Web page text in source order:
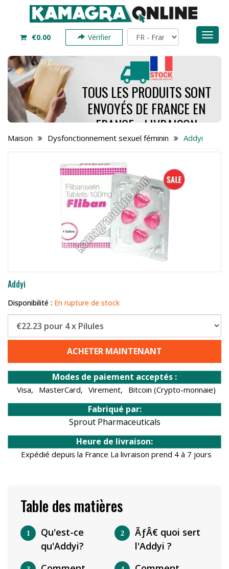
€0.00 Vérifier
TOUS LES PRODUITS SONT
ENVOYÉS DE FRANCE EN
FRANCE - LIVRAISON
PREND SEULEMENT 4 À 7
JOURS - COMMANDEZ
MAINTENANT
Maison Dysfonctionnement sexuel féminin Addyi
Addyi
Disponibilité : En rupture de stock
ACHETER MAINTENANT
Modes de paiement acceptés :
Visa, MasterCard, Virement, Bitcoin (Crypto-monnaie)
Fabriqué par:
Sprout Pharmaceuticals
Heure de livraison:
Expédié depuis la France La livraison prend 4 à 7 jours
Table des matières
Qu'est-ce
qu'Addyi?
ÃƒÂ€ quoi sert
l'Addyi ?